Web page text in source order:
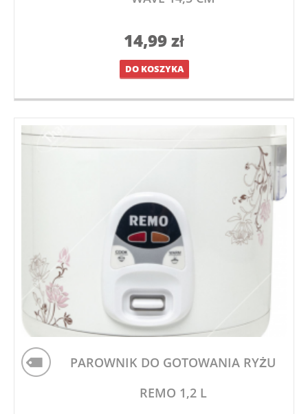
14,99zł
DO KOSZYKA
PAROWNIK DO GOTOWANIA RYŻU
REMO 1,2 L